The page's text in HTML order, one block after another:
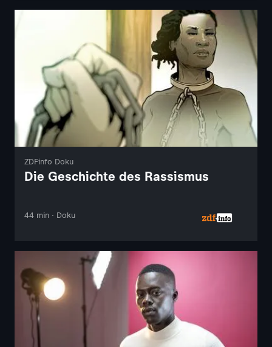
ZDFinfo Doku
Die Geschichte des Rassismus
44 min · Doku